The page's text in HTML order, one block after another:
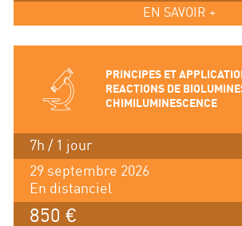
EN SAVOIR +
PRINCIPES ET
REACTIONS DE
CHIMILUMINESCENCE
7h / 1 jour
29 septembre 2026
En distanciel
850 €